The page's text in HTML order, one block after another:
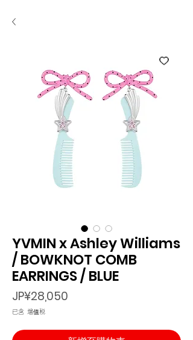
YVMIN x Ashley Williams
/ BOWKNOT COMB
EARRINGS / BLUE
JP¥28,050
已含 增值税